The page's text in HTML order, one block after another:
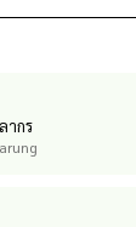
ากร